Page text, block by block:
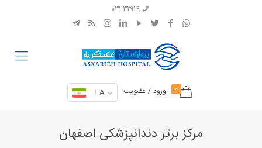
031-32929
0 ورود / عضویت FA
مرکز برتر دندانپزشکی اصفهان